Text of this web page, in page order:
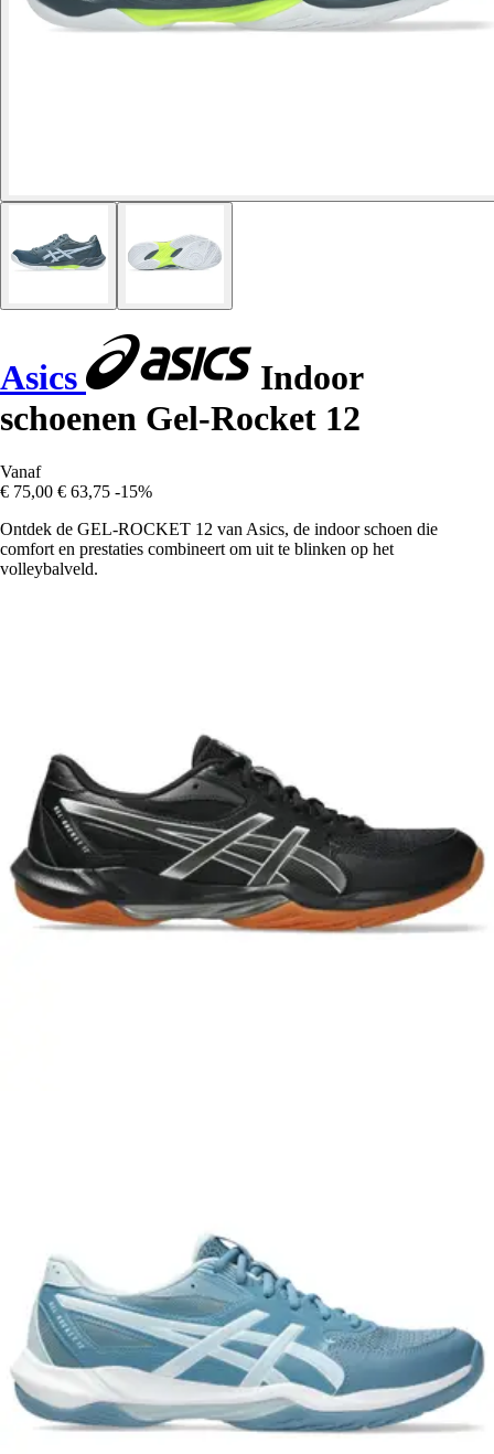
Asics
Indoor
schoenen Gel-Rocket 12
Vanaf
€ 75,00 € 63,75 -15%
Ontdek de GEL-ROCKET 12 van Asics, de indoor schoen die
comfort en prestaties combineert om uit te blinken op het
volleybalveld.